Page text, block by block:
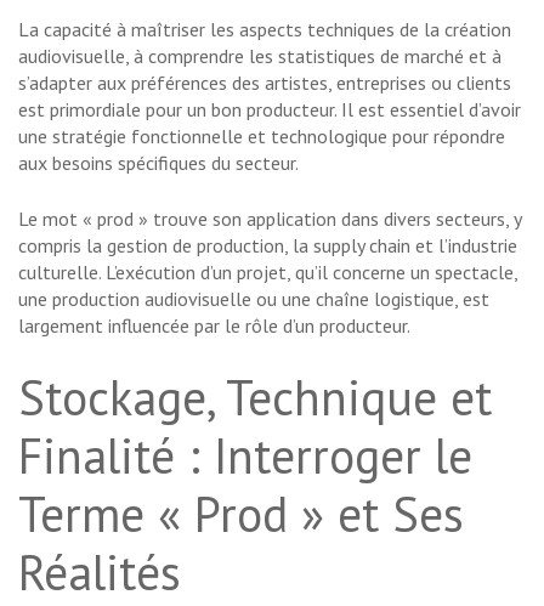
La capacité à maîtriser les aspects techniques de la création
audiovisuelle, à comprendre les statistiques de marché et à
s’adapter aux préférences des artistes, entreprises ou clients
est primordiale pour un bon producteur. Il est essentiel d’avoir
une stratégie fonctionnelle et technologique pour répondre
aux besoins spécifiques du secteur.
Le mot « prod » trouve son application dans divers secteurs, y
compris la gestion de production, la supply chain et l’industrie
culturelle. L’exécution d’un projet, qu’il concerne un spectacle,
une production audiovisuelle ou une chaîne logistique, est
largement influencée par le rôle d’un producteur.
Stockage, Technique et
Finalité : Interroger le
Terme « Prod » et Ses
Réalités